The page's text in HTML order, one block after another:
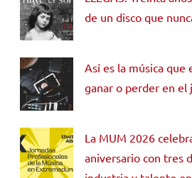
de un disco que
Así es la música que
ganar o perder en el
La MUM 2026
aniversario con tres